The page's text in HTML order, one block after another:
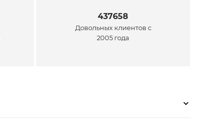
437658
Довольных клиентов с
2005 года